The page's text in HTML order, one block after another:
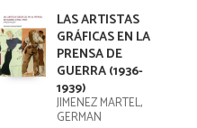
LAS ARTISTAS
GRÁFICAS EN LA
PRENSA DE
GUERRA (1936-
1939)
JIMENEZ MARTEL,
GERMAN